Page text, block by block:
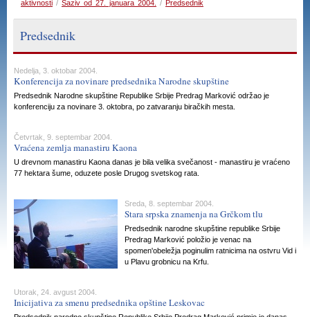
aktivnosti / Saziv od 27. januara 2004. / Predsednik
Predsednik
Nedelja, 3. oktobar 2004.
Konferencija za novinare predsednika Narodne skupštine
Predsednik Narodne skupštine Republike Srbije Predrag Marković održao je
konferenciju za novinare 3. oktobra, po zatvaranju biračkih mesta.
Četvrtak, 9. septembar 2004.
Vraćena zemlja manastiru Kaona
U drevnom manastiru Kaona danas je bila velika svečanost - manastiru je vraćeno
77 hektara šume, oduzete posle Drugog svetskog rata.
Sreda, 8. septembar 2004.
Stara srpska znamenja na Grčkom tlu
Predsednik narodne skupštine republike Srbije
Predrag Marković položio je venac na
spomen'obeležja poginulim ratnicima na ostvru Vid i
u Plavu grobnicu na Krfu.
Utorak, 24. avgust 2004.
Inicijativa za smenu predsednika opštine Leskovac